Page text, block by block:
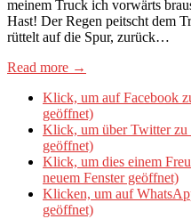
meinem Truck ich vorwärts
Hast! Der Regen peitscht dem
rüttelt auf die Spur, zurück…
Read more →
Klick, um auf Facebook
geöffnet)
Klick, um über Twitter zu
geöffnet)
Klick, um dies einem
neuem Fenster geöffnet)
Klicken, um auf
geöffnet)